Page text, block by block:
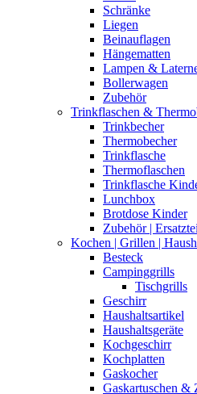
Schränke
Liegen
Beinauflagen
Hängematten
Lampen &
Bollerwagen
Zubehör
Trinkflaschen &
Trinkbecher
Thermobecher
Trinkflasche
Thermoflaschen
Trinkflasche
Lunchbox
Brotdose Kinder
Zubehör |
Kochen | Grillen |
Besteck
Campinggrills
Tischgrills
Geschirr
Haushaltsartikel
Haushaltsgeräte
Kochgeschirr
Kochplatten
Gaskocher
Gaskartuschen &